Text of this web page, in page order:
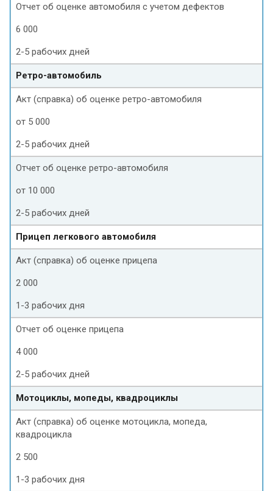
Отчет об оценке автомобиля с учетом дефектов
6 000
2-5 рабочих дней
Ретро-автомобиль
Акт (справка) об оценке ретро-автомобиля
от 5 000
2-5 рабочих дней
Отчет об оценке ретро-автомобиля
от 10 000
2-5 рабочих дней
Прицеп легкового автомобиля
Акт (справка) об оценке прицепа
2 000
1-3 рабочих дня
Отчет об оценке прицепа
4 000
2-5 рабочих дней
Мотоциклы, мопеды, квадроциклы
Акт (справка) об оценке мотоцикла, мопеда,
квадроцикла
2 500
1-3 рабочих дня